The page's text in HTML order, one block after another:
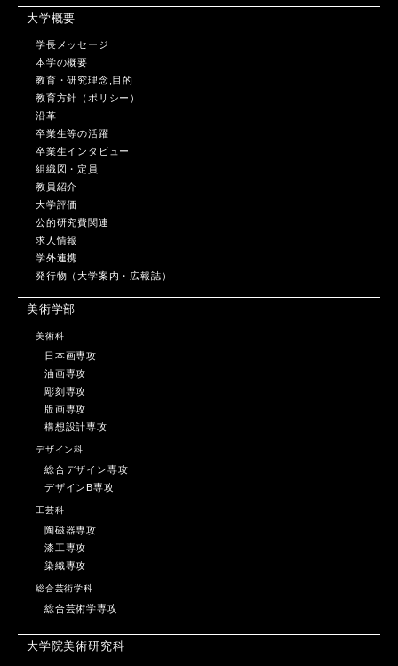
大学概要
学長メッセージ
本学の概要
教育・研究理念,目的
教育方針（ポリシー）
沿革
卒業生等の活躍
卒業生インタビュー
組織図・定員
教員紹介
大学評価
公的研究費関連
求人情報
学外連携
発行物（大学案内・広報誌）
美術学部
美術科
日本画専攻
油画専攻
彫刻専攻
版画専攻
構想設計専攻
デザイン科
総合デザイン専攻
デザインB専攻
工芸科
陶磁器専攻
漆工専攻
染織専攻
総合芸術学科
総合芸術学専攻
大学院美術研究科